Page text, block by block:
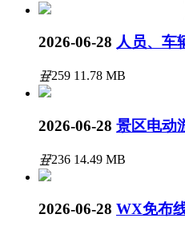
2026-06-28 人员、车
끂259 11.78 MB
2026-06-28 景区电动
끂236 14.49 MB
2026-06-28 WX免布